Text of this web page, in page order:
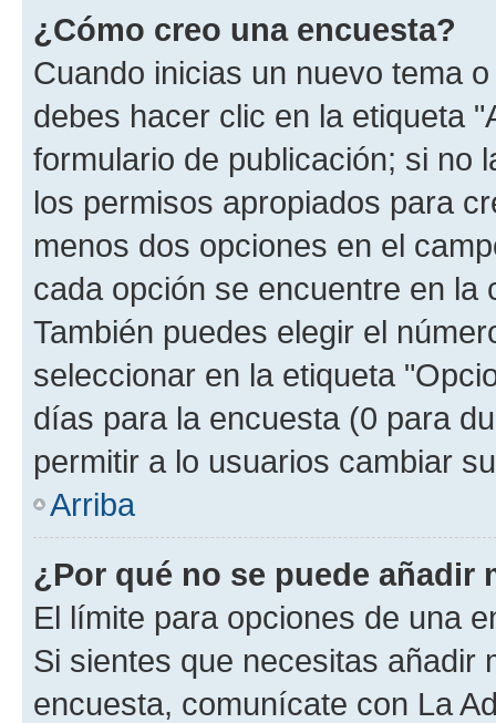
¿Cómo creo una encuesta?
Cuando inicias un nuevo tema
debes hacer clic en la etiqueta
formulario de publicación; si no
los permisos apropiados para
menos dos opciones en el
cada opción se encuentre en
También puedes elegir el
seleccionar en la etiqueta
días para la encuesta (0 para
permitir a lo usuarios cambiar
Arriba
¿Por qué no se puede añadir
El límite para opciones de una
Si sientes que necesitas añadir
encuesta, comunícate con La